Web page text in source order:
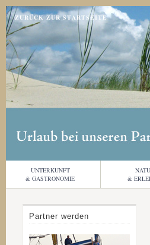
Jump to
ZURÜCK ZUR STARTSEITE
UNTERKUNFT
& GASTRONOMIE
&
Partner werden